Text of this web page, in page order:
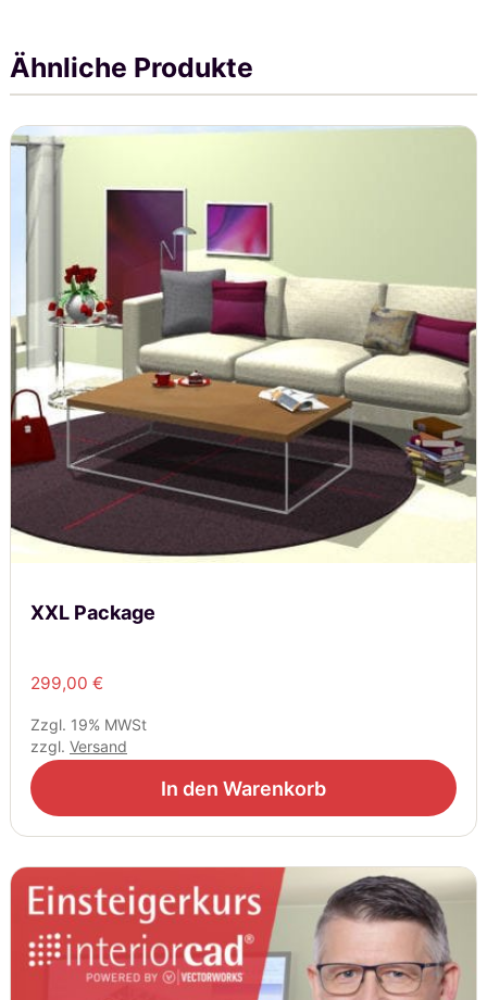
Ähnliche Produkte
XXL Package
299,00 €
Zzgl. 19% MWSt
zzgl. Versand
In den Warenkorb
Dieses
Produkt
weist
mehrere